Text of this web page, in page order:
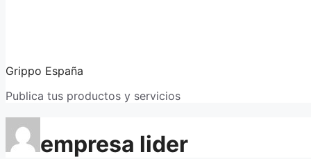
Grippo España
Publica tus productos y servicios
empresa lider